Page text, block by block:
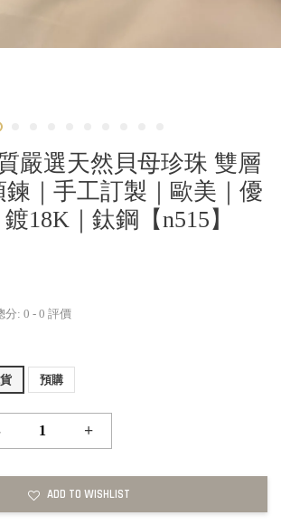
嚴選天然貝母珍珠 雙層
鍊｜手工訂製｜歐美｜優
18K｜鈦鋼【n515】
分: 0 - 0 評價
預購
+
ADD TO WISHLIST